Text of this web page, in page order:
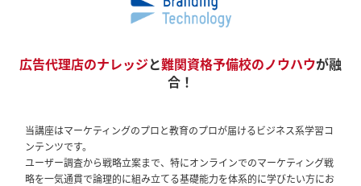
広告代理店のナレッジと難関資格予備校のノウハウが融
合！
当講座はマーケティングのプロと教育のプロが届けるビジネス系学習コ
ンテンツです。
ユーザー調査から戦略立案まで、特にオンラインでのマーケティング戦
略を一気通貫で論理的に組み立てる基礎能力を体系的に学びたい方にお